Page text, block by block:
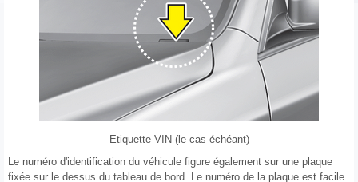
Etiquette VIN (le cas échéant)
Le numéro d'identification du véhicule figure également sur une plaque
fixée sur le dessus du tableau de bord. Le numéro de la plaque est facile